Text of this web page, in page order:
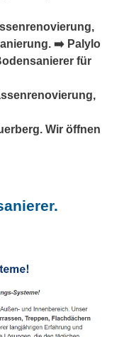
➡️ Palylo
für
Wir öffnen